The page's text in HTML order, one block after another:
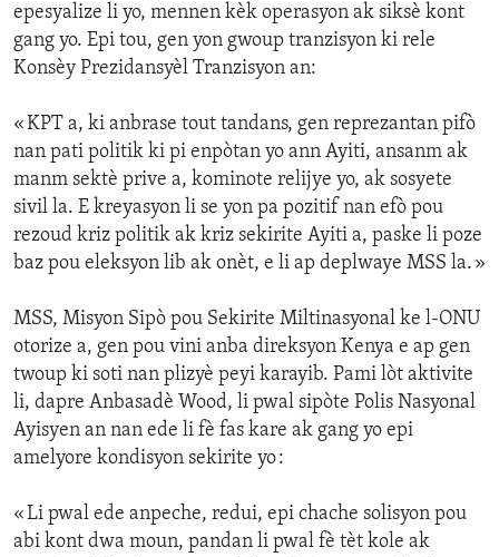
epesyalize li yo, mennen kèk operasyon ak siksè kont
gang yo. Epi tou, gen yon gwoup tranzisyon ki rele
Konsèy Prezidansyèl Tranzisyon an:
« KPT a, ki anbrase tout tandans, gen reprezantan pifò
nan pati politik ki pi enpòtan yo ann Ayiti, ansanm ak
manm sektè prive a, kominote relijye yo, ak sosyete
sivil la. E kreyasyon li se yon pa pozitif nan efò pou
rezoud kriz politik ak kriz sekirite Ayiti a, paske li poze
baz pou eleksyon lib ak onèt, e li ap deplwaye MSS la. »
MSS, Misyon Sipò pou Sekirite Miltinasyonal ke l-ONU
otorize a, gen pou vini anba direksyon Kenya e ap gen
twoup ki soti nan plizyè peyi karayib. Pami lòt aktivite
li, dapre Anbasadè Wood, li pwal sipòte Polis Nasyonal
Ayisyen an nan ede li fè fas kare ak gang yo epi
amelyore kondisyon sekirite yo :
« Li pwal ede anpeche, redui, epi chache solisyon pou
abi kont dwa moun, pandan li pwal fè tèt kole ak